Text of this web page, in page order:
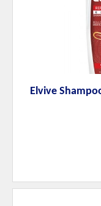
Elvive